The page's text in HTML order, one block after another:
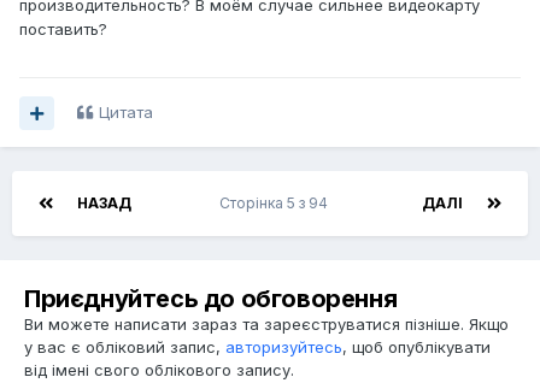
производительность? В моём случае сильнее видеокарту
поставить?
Цитата
НАЗАД ДАЛІ
Сторінка 5 з 94
Приєднуйтесь до обговорення
Ви можете написати зараз та зареєструватися пізніше. Якщо
у вас є обліковий запис, авторизуйтесь, щоб опублікувати
від імені свого облікового запису.